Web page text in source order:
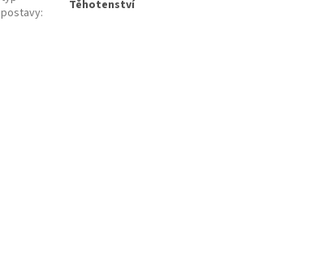
postavy: Těhotenství